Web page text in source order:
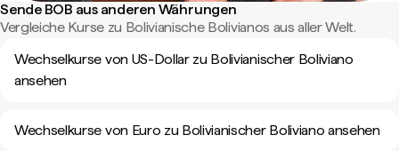
Sende BOB aus anderen Währungen
Vergleiche Kurse zu Bolivianische Bolivianos aus aller Welt.
Wechselkurse von US-Dollar zu Bolivianischer Boliviano
ansehen
Wechselkurse von Euro zu Bolivianischer Boliviano ansehen